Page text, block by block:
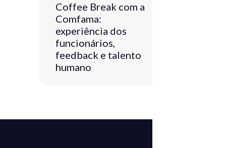
Coffee Break com a
Comfama:
experiência dos
funcionários,
feedback e talento
humano
experiência do